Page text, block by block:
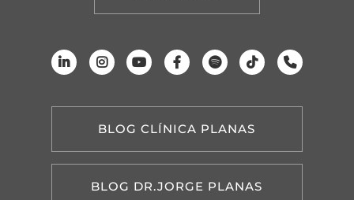
BLOG CLÍNICA PLANAS
BLOG DR.JORGE PLANAS